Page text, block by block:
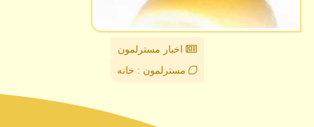
اخبار مسترلمون
مسترلمون : خانه